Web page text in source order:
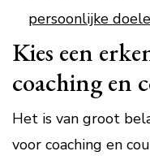
persoonlijke
Kies een
coaching en
Het is van groot
voor coaching en